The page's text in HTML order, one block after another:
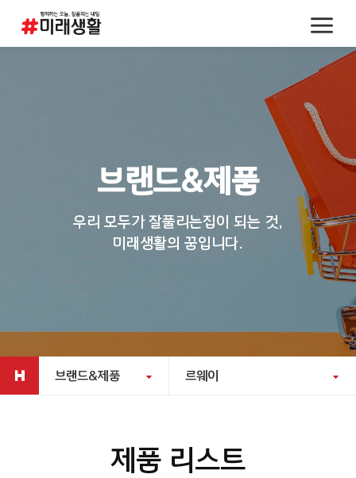
브랜드&제품
우리 모두가 잘풀리는집이 되는 것,
미래생활의 꿈입니다.
브랜드&제품 르웨이
제품 리스트